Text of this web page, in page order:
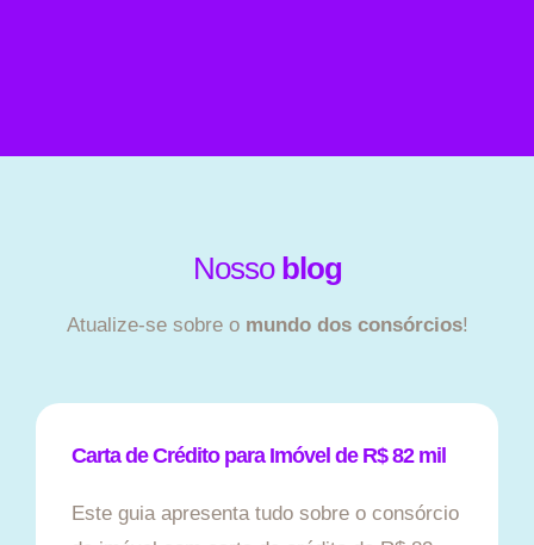
Nosso blog
Atualize-se sobre o mundo dos consórcios!
Carta de Crédito para Imóvel de R$ 82 mil
Este guia apresenta tudo sobre o consórcio